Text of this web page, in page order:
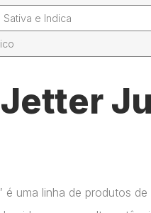
e Indica
é uma linha de produtos